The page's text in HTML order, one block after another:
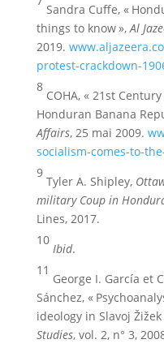
Sandra Cuffe, «
things to know », Al
2019.
protest-crackdown-
8
COHA, « 21st
Honduran Banana
Affairs, 25 mai 2009.
socialism-comes-to-
9
Tyler A. Shipley,
military Coup in
Lines, 2017.
10
Ibid.
11
George I. García et
Sánchez, «
ideology in Slavoj Žižek
Studies, vol. 2, n° 3,